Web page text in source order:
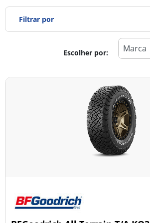
Filtrar por
Todos os tipos (4)
Todas as estações (3)
Ligeiro (1)
Escolher por: